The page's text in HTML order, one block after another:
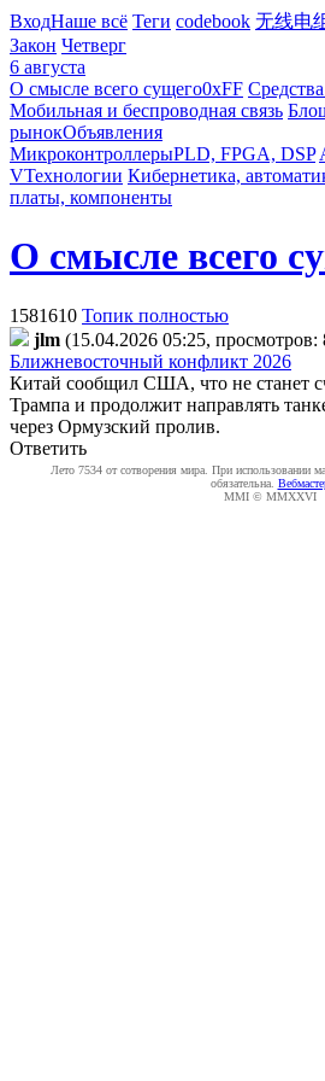
ВходНаше всё Теги codebook 无线电
Закон Четверг
6 августа
О смысле всего сущего0xFF
Мобильная и беспроводная связь
рынокОбъявления
МикроконтроллерыPLD, FPGA, DSP
VТехнологии Кибернетика,
платы, компоненты
О смысле всего
1581610 Топик полностью
jlm (15.04.2026 05:25, просмотров:
Ближневосточный конфликт 2026
Китай сообщил США, что не станет
Трампа и продолжит направлять
через Ормузский пролив.
Ответить
Лето 7534 от сотворения мира. При использовании
обязательна.
MMI © MMXXVI